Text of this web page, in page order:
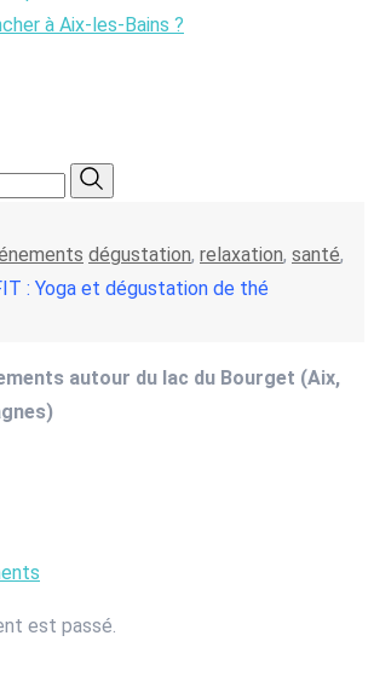
à Aix-les-Bains ?
dégustation, relaxation, santé,
: Yoga et dégustation de thé
autour du lac du Bourget (Aix,
est passé.